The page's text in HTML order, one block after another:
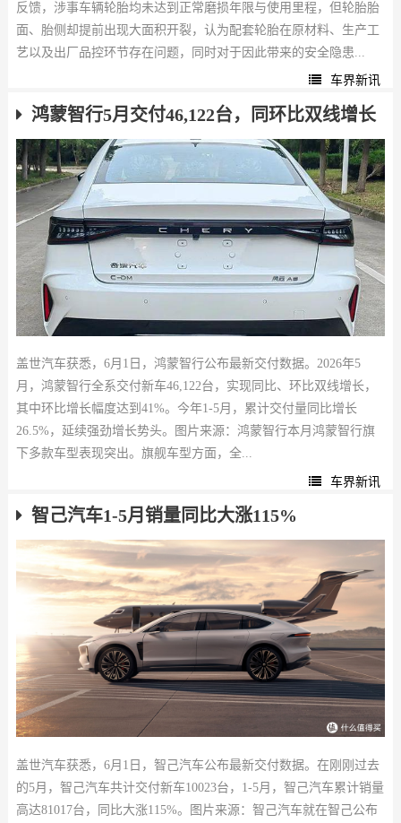
反馈，涉事车辆轮胎均未达到正常磨损年限与使用里程，但轮胎胎
面、胎侧却提前出现大面积开裂，认为配套轮胎在原材料、生产工
艺以及出厂品控环节存在问题，同时对于因此带来的安全隐患...
车界新讯
鸿蒙智行5月交付46,122台，同环比双线增长
盖世汽车获悉，6月1日，鸿蒙智行公布最新交付数据。2026年5
月，鸿蒙智行全系交付新车46,122台，实现同比、环比双线增长，
其中环比增长幅度达到41%。今年1-5月，累计交付量同比增长
26.5%，延续强劲增长势头。图片来源：鸿蒙智行本月鸿蒙智行旗
下多款车型表现突出。旗舰车型方面，全...
车界新讯
智己汽车1-5月销量同比大涨115%
盖世汽车获悉，6月1日，智己汽车公布最新交付数据。在刚刚过去
的5月，智己汽车共计交付新车10023台，1-5月，智己汽车累计销量
高达81017台，同比大涨115%。图片来源：智己汽车就在智己公布